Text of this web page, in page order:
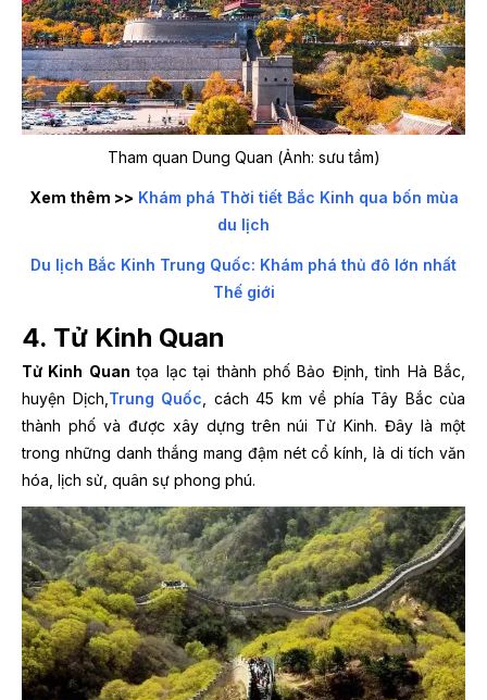
Tham quan Dung Quan (Ảnh: sưu tầm)
Xem thêm >> Khám phá Thời tiết Bắc Kinh qua bốn mùa
du lịch
Du lịch Bắc Kinh Trung Quốc: Khám phá thủ đô lớn nhất
Thế giới
4. Tử Kinh Quan
Tử Kinh Quan tọa lạc tại thành phố Bảo Định, tỉnh Hà Bắc,
huyện Dịch,Trung Quốc, cách 45 km về phía Tây Bắc của
thành phố và được xây dựng trên núi Tử Kinh. Đây là một
trong những danh thắng mang đậm nét cổ kính, là di tích văn
hóa, lịch sử, quân sự phong phú.